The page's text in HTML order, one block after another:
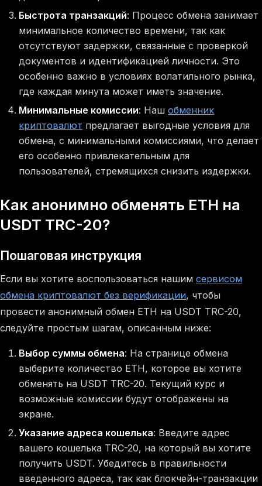
Быстрота транзакций: Процесс обмена занимает
минимальное количество времени, так как
отсутствуют задержки, связанные с проверкой
документов и идентификацией личности. Это
особенно важно в условиях волатильного рынка,
где каждая минута может иметь значение.
Минимальные комиссии: Наш обменник
криптовалют предлагает выгодные условия для
обмена, с минимальными комиссиями, что делает
его особенно привлекательным для
пользователей, стремящихся снизить издержки.
Как анонимно обменять ETH на
USDT TRC-20?
Пошаговая инструкция
Если вы хотите воспользоваться нашим сервисом
обмена криптовалют без верификации, чтобы
провести анонимный обмен ETH на USDT TRC-20,
следуйте простым шагам, описанным ниже:
Выбор суммы обмена: На странице обмена
выберите количество ETH, которое вы хотите
обменять на USDT TRC-20. Текущий курс и
возможные комиссии будут отображены на
экране.
Указание адреса кошелька: Введите адрес
вашего кошелька TRC-20, на который вы хотите
получить USDT. Убедитесь в правильности
введенного адреса, так как блокчейн-транзакции